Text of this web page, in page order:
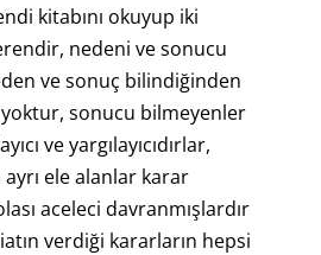
kitabını okuyup iki
nedeni ve sonucu
ve sonuç bilindiğinden
sonucu bilmeyenler
ve yargılayıcıdırlar,
ele alanlar karar
aceleci davranmışlardır
verdiği kararların hepsi